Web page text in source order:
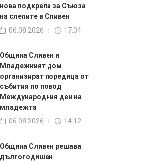
нова подкрепа за Съюза
на слепите в Сливен
06.08.2026
17:34
Община Сливен и
Младежкият дом
организират поредица от
събития по повод
Международния ден на
младежта
06.08.2026
14:12
Община Сливен решава
дългогодишен